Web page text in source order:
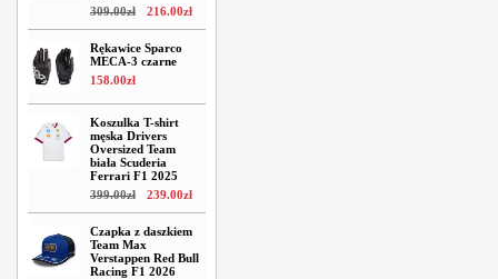
309.00zł 216.00zł
Rękawice Sparco
MECA-3 czarne
158.00zł
Koszulka T-shirt
męska Drivers
Oversized Team
biała Scuderia
Ferrari F1 2025
399.00zł 239.00zł
Czapka z daszkiem
Team Max
Verstappen Red Bull
Racing F1 2026